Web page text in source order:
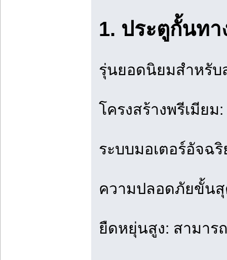
1. ประตูกั้นทา
รุ่นยอดนิยมสำหรับ
โครงสร้างพรีเมีย
ระบบมอเตอร์อัจฉริ
ความปลอดภัยขั้นสุ
ยืดหยุ่นสูง: สามาร